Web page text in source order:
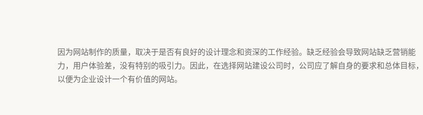
因为网站制作的质量，取决于是否有良好的设计理念和资深的工作经验。缺乏经验会导致网站缺乏营销能
力，用户体验差，没有特别的吸引力。因此，在选择网站建设公司时，公司应了解自身的要求和总体目标，
以便为企业设计一个有价值的网站。